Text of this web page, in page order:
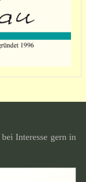
Interesse gern in